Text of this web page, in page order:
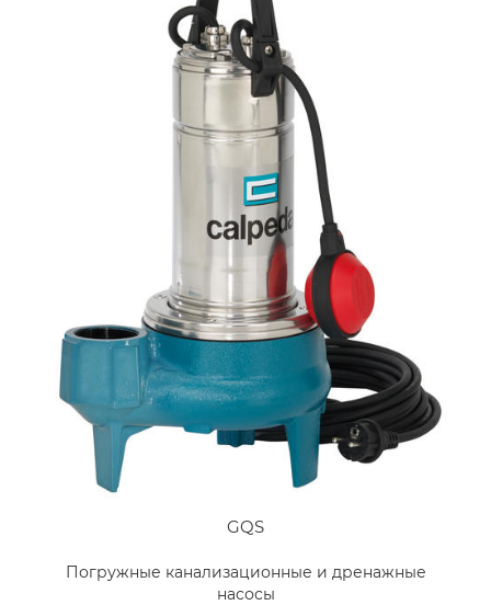
GQS
Погружные канализационные и дренажные
насосы